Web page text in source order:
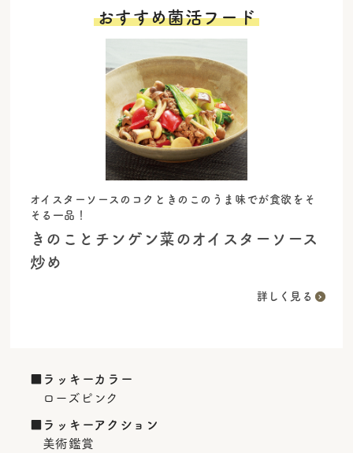
おすすめ菌活フード
オイスターソースのコクときのこのうま味でが食欲をそ
そる一品！
きのことチンゲン菜のオイスターソース
炒め
詳しく見る
■ラッキーカラー
ローズピンク
■ラッキーアクション
美術鑑賞